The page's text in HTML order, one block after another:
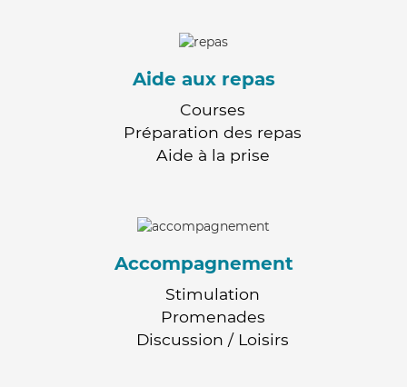
Aide aux repas
Courses
Préparation des repas
Aide à la prise
Accompagnement
Stimulation
Promenades
Discussion / Loisirs